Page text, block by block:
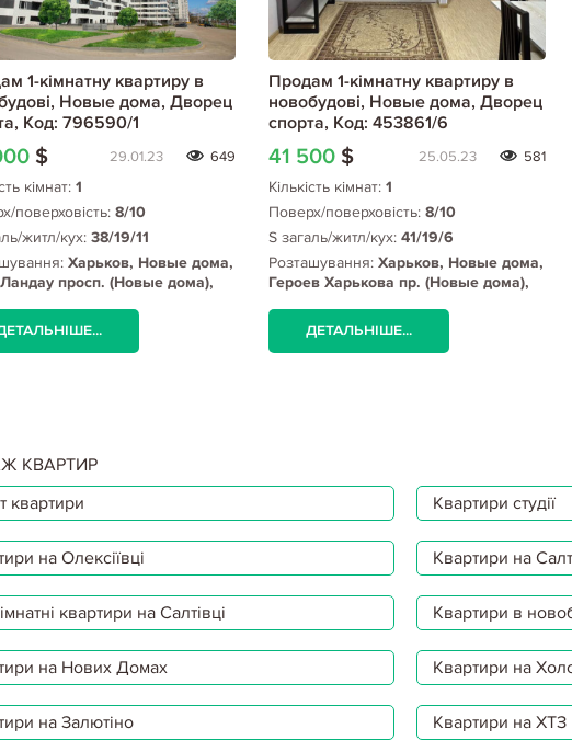
1-кімнатну квартиру в
Новые дома, Дворец
Код: 796590/1
$ 29.01.23 649
кімнат: 1
поверховість: 8/10
житл/кух: 38/19/11
Харьков, Новые дома,
просп. (Новые дома),
Продам 1-кімнатну квартиру в
новобудові, Новые дома, Дворец
спорта, Код: 453861/6
41 500 $ 25.05.23 581
Кількість кімнат: 1
Поверх/поверховість: 8/10
S загаль/житл/кух: 41/19/6
Розташування: Харьков, Новые дома,
Героев Харькова пр. (Новые дома),
ДЕТАЛЬНІШЕ...
КВАРТИР
квартири
Квартири студії
на Олексіївці Квартири на
квартири на Салтівці Квартири в
на Нових Домах Квартири на
на Залютіно Квартири на ХТЗ